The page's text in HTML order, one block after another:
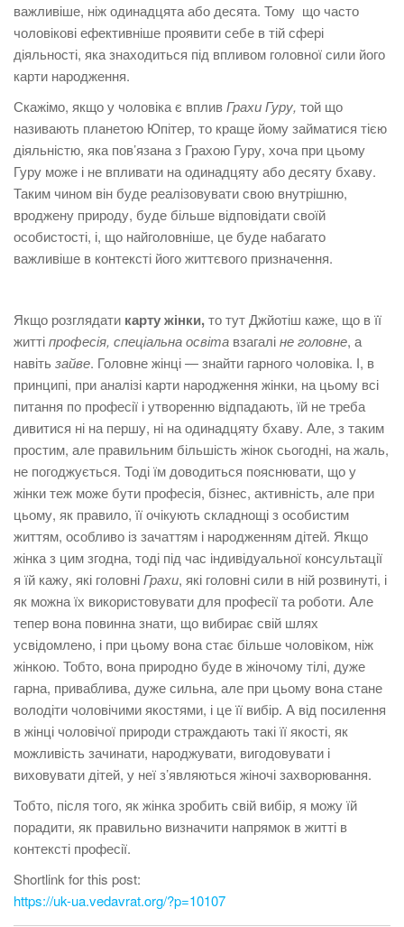
важливіше, ніж одинадцята або десята. Тому що часто
чоловікові ефективніше проявити себе в тій сфері
діяльності, яка знаходиться під впливом головної сили його
карти народження.
Скажімо, якщо у чоловіка є впливГрахи Гуру, той що
називають планетою Юпітер, то краще йому займатися тією
діяльністю, яка пов’язана з Грахою Гуру, хоча при цьому
Гуру може і не впливати на одинадцяту або десяту бхаву.
Таким чином він буде реалізовувати свою внутрішню,
вроджену природу, буде більше відповідати своїй
особистості, і, що найголовніше, це буде набагато
важливіше в контексті його життєвого призначення.
Якщо розглядати карту жінки,то тут Джйотіш каже, що в її
життіпрофесія, спеціальна освіта взагаліне головне, а
навітьзайве. Головне жінці — знайти гарного чоловіка. І, в
принципі, при аналізі карти народження жінки, на цьому всі
питання по професії і утворенню відпадають, їй не треба
дивитися ні на першу, ні на одинадцяту бхаву. Але, з таким
простим, але правильним більшість жінок сьогодні, на жаль,
не погоджується. Тоді їм доводиться пояснювати, що у
жінки теж може бути професія, бізнес, активність, але при
цьому, як правило, її очікують складнощі з особистим
життям, особливо із зачаттям і народженням дітей. Якщо
жінка з цим згодна, тоді під час індивідуальної консультації
я їй кажу, які головніГрахи, які головні сили в ній розвинуті, і
як можна їх використовувати для професії та роботи. Але
тепер вона повинна знати, що вибирає свій шлях
усвідомлено, і при цьому вона стає більше чоловіком, ніж
жінкою. Тобто, вона природно буде в жіночому тілі, дуже
гарна, приваблива, дуже сильна, але при цьому вона стане
володіти чоловічими якостями, і це її вибір. А від посилення
в жінці чоловічої природи страждають такі її якості, як
можливість зачинати, народжувати, вигодовувати і
виховувати дітей, у неї з’являються жіночі захворювання.
Тобто, після того, як жінка зробить свій вибір, я можу їй
порадити, як правильно визначити напрямок в житті в
контексті професії.
Shortlink for this post:
https://uk-ua.vedavrat.org/?p=10107